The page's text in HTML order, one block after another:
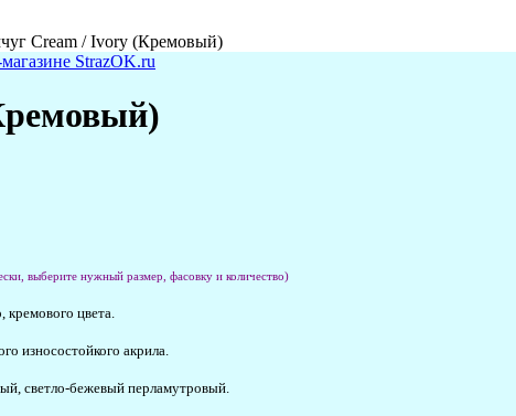
Cream / Ivory (Кремовый)
выберите нужный размер, фасовку и количество)
кремового цвета.
износостойкого акрила.
светло-бежевый перламутровый.